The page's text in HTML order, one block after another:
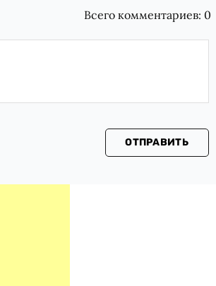
Всего комментариев: 0
ОТПРАВИТЬ